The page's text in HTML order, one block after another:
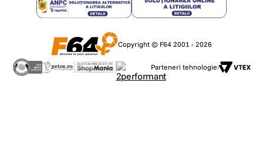
Copyright © F64 2001 - 2026
Parteneri tehnologie: